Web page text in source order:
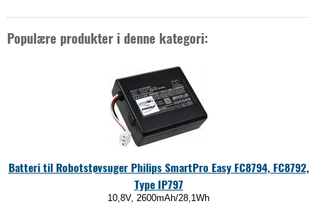
Populære produkter i denne kategori:
Batteri til Robotstøvsuger Philips SmartPro Easy FC8794, FC8792,
Type IP797
10,8V, 2600mAh/28,1Wh